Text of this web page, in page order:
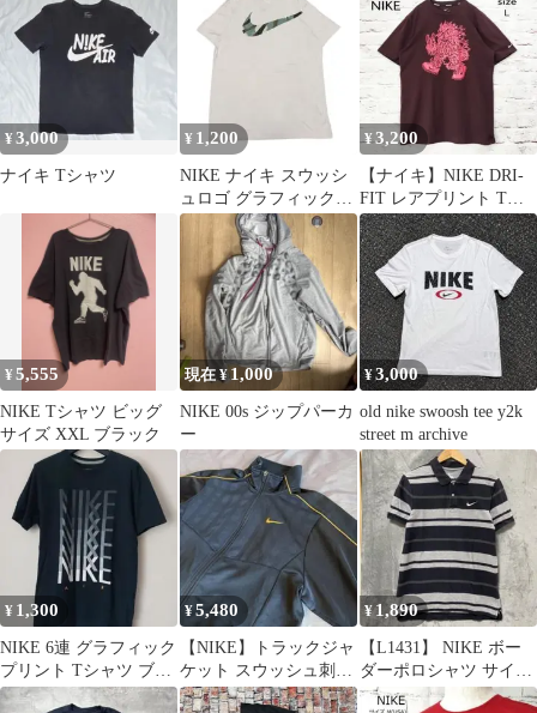
着
¥3,000
ナイキ Tシャツ
¥ 1,200
NIKE ナイキ スウッシ
ュロゴ グラフィックT
シャツ 白 M エジプト
製 古着
¥3,200
【ナイキ】NIKE DRI-
FIT レアプリント Tシ
ャツ Lサイズ
¥5,555
NIKE Tシャツ ビッグ
サイズ XXL ブラック
現在 ¥ 1,000
NIKE 00s ジップパーカ
ー
¥3,000
old nike swoosh tee y2k
street m archive
¥ 1,300
NIKE 6連 グラフィック
プリント Tシャツ ブラ
ック L
¥5,480
⁠【NIKE】トラックジャ
ケット スウッシュ刺繍
ゴールドパイピング M⁠
¥1,890
【L1431】 NIKE ボー
ダーポロシャツ サイズ
L グレー